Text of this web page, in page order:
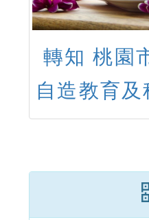
轉知 桃園
自造教育及
心114年9
師增能